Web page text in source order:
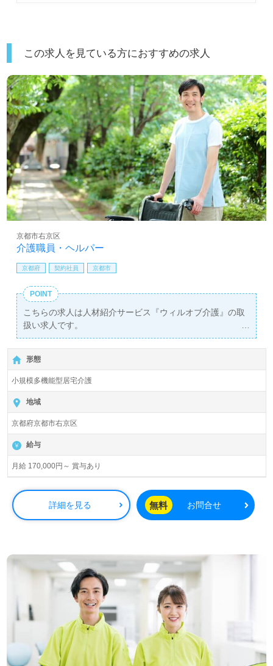
この求人を見ている方におすすめの求人
介護職員・ヘルパー
京都市右京区
京都府 契約社員 京都市
POINT
こちらの求人は人材紹介サービス『ウィルオブ介護』の取
扱い求人です。
詳細に関してお気軽にご相談ください♪
【無料】で皆さんの転職活動をサポートいたします。
形態
小規模多機能型居宅介護
地域
京都府京都市右京区
給与
月給 170,000円～ 賞与あり
詳細を見る 無料 お問合せ